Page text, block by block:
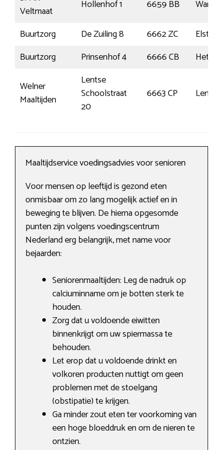
Veltmaat
Hollenhof 1 6659 BB
Wamel
Buurtzorg
De Zuiling 8 6662 ZC
Elst
Buurtzorg
Prinsenhof 4 6666 CB
Welner
Maaltijden
Lentse
Schoolstraat
20
6663 CP Lent
Maaltijdservice voedingsadvies voor senioren
Voor mensen op leeftijd is gezond eten
onmisbaar om zo lang mogelijk actief en in
beweging te blijven. De hierna opgesomde
punten zijn volgens voedingscentrum
Nederland erg belangrijk, met name voor
bejaarden:
Seniorenmaaltijden: Leg de nadruk op
calciuminname om je botten sterk te
houden.
Zorg dat u voldoende eiwitten
binnenkrijgt om uw spiermassa te
behouden.
Let erop dat u voldoende drinkt en
volkoren producten nuttigt om geen
problemen met de stoelgang
(obstipatie) te krijgen.
Ga minder zout eten ter voorkoming van
een hoge bloeddruk en om de nieren te
ontzien.